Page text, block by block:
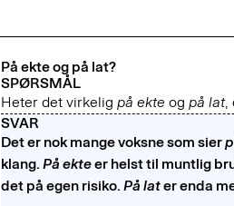
På ekte og på lat?
SPØRSMÅL
Heter det virkelig på ekte og på lat,
SVAR
Det er nok mange voksne som sier
klang. På ekteer helst til muntlig
det på egen risiko. På later enda